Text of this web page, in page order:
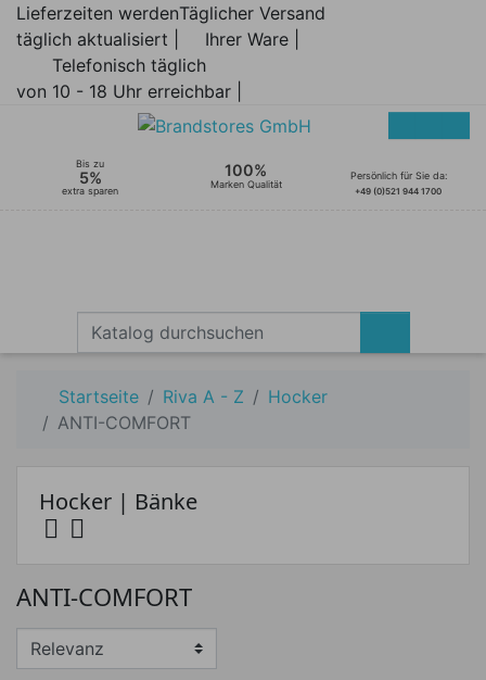
Lieferzeiten werden
täglich aktualisiert |
Täglicher Versand
Ihrer Ware |
Telefonisch täglich
von 10 - 18 Uhr erreichbar |
Bis zu
5%
extra sparen
100%
Marken Qualität
Persönlich für Sie da:
+49 (0)521 944 1700
Startseite Riva A - Z
Hocker
ANTI-COMFORT
Hocker | Bänke
 
ANTI-COMFORT